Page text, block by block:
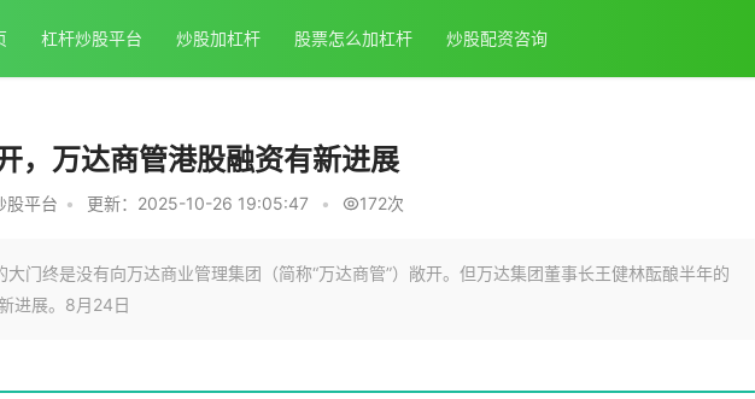
杠杆炒股平台 炒股加杠杆 股票怎么加杠杆 炒股配资咨询
，万达商管港股融资有新进展
股平台 • 更新：2025-10-26 19:05:47 • 172次
大门终是没有向万达商业管理集团（简称“万达商管”）敞开。但万达集团董事长王健林酝酿半年的
进展。8月24日